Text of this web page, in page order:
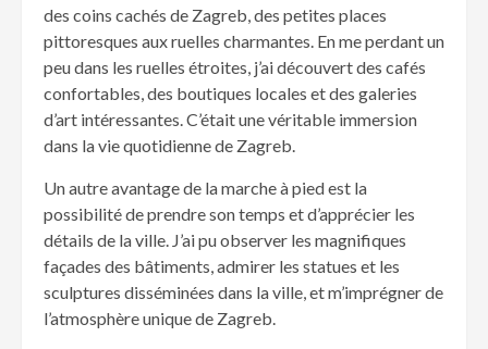
des coins cachés de Zagreb, des petites places
pittoresques aux ruelles charmantes. En me perdant un
peu dans les ruelles étroites, j’ai découvert des cafés
confortables, des boutiques locales et des galeries
d’art intéressantes. C’était une véritable immersion
dans la vie quotidienne de Zagreb.
Un autre avantage de la marche à pied est la
possibilité de prendre son temps et d’apprécier les
détails de la ville. J’ai pu observer les magnifiques
façades des bâtiments, admirer les statues et les
sculptures disséminées dans la ville, et m’imprégner de
l’atmosphère unique de Zagreb.